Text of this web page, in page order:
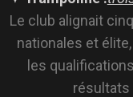
nationales et
les
résultats